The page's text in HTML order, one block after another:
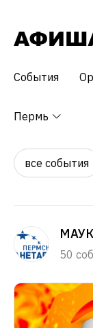
События
Пермь
все события
50